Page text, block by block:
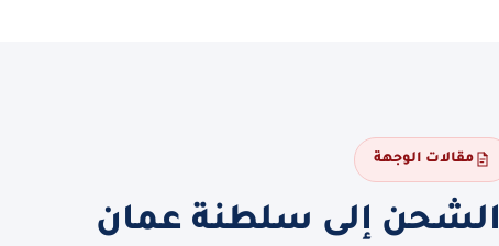
مقالات الوجهة
الشحن إلى سلطنة عمان